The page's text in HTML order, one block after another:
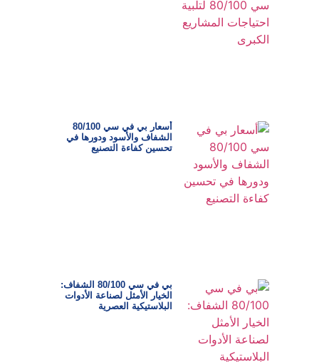
أسعار بي في سي 80/100
الشفاف والأسود ودورها في
تحسين كفاءة التصنيع
بي في سي 80/100 الشفاف:
الخيار الأمثل لصناعة الأدوات
البلاستيكية العصرية